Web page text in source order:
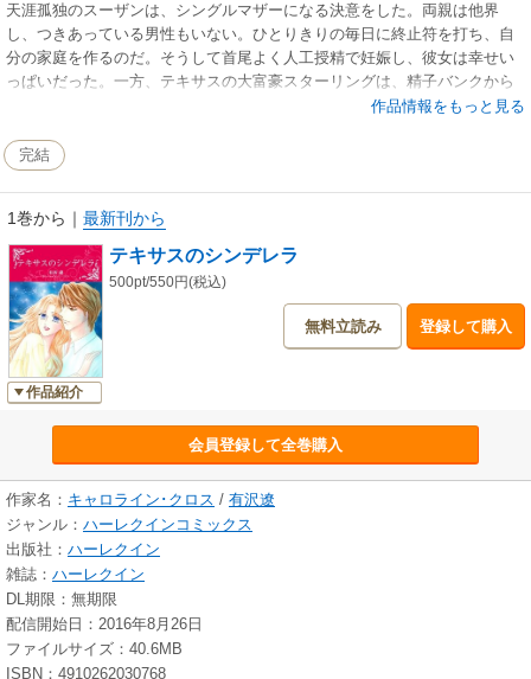
天涯孤独のスーザンは、シングルマザーになる決意をした。両親は他界
し、つきあっている男性もいない。ひとりきりの毎日に終止符を打ち、自
分の家庭を作るのだ。そうして首尾よく人工授精で妊娠し、彼女は幸せい
っぱいだった。一方、テキサスの大富豪スターリングは、精子バンクから
の電話に愕然とした。手違いで僕の精子が使われたって!? スーザン・ウィ
全責任を負いたいが、彼女はどうする…？
作品情報をもっと見る
完結
1巻から ｜ 最新刊から
作品紹介
テキサスのシンデレラ
500pt/550円(税込)
無料立読み 登録して購入
会員登録して全巻購入
作家名： キャロライン･クロス / 有沢遼
ジャンル： ハーレクインコミックス
出版社： ハーレクイン
雑誌： ハーレクイン
DL期限：無期限
配信開始日：2016年8月26日
ファイルサイズ：40.6MB
ISBN：4910262030768